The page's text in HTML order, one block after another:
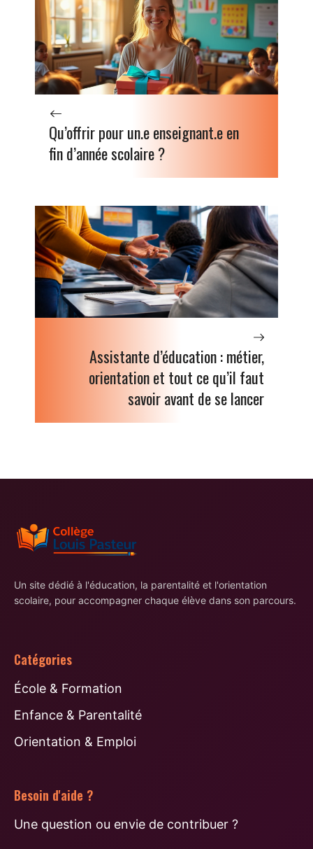
Qu’offrir pour un.e enseignant.e en
fin d’année scolaire ?
Assistante d’éducation : métier,
orientation et tout ce qu’il faut
savoir avant de se lancer
Un site dédié à l'éducation, la parentalité et l'orientation
scolaire, pour accompagner chaque élève dans son parcours.
Catégories
École & Formation
Enfance & Parentalité
Orientation & Emploi
Besoin d'aide ?
Une question ou envie de contribuer ?